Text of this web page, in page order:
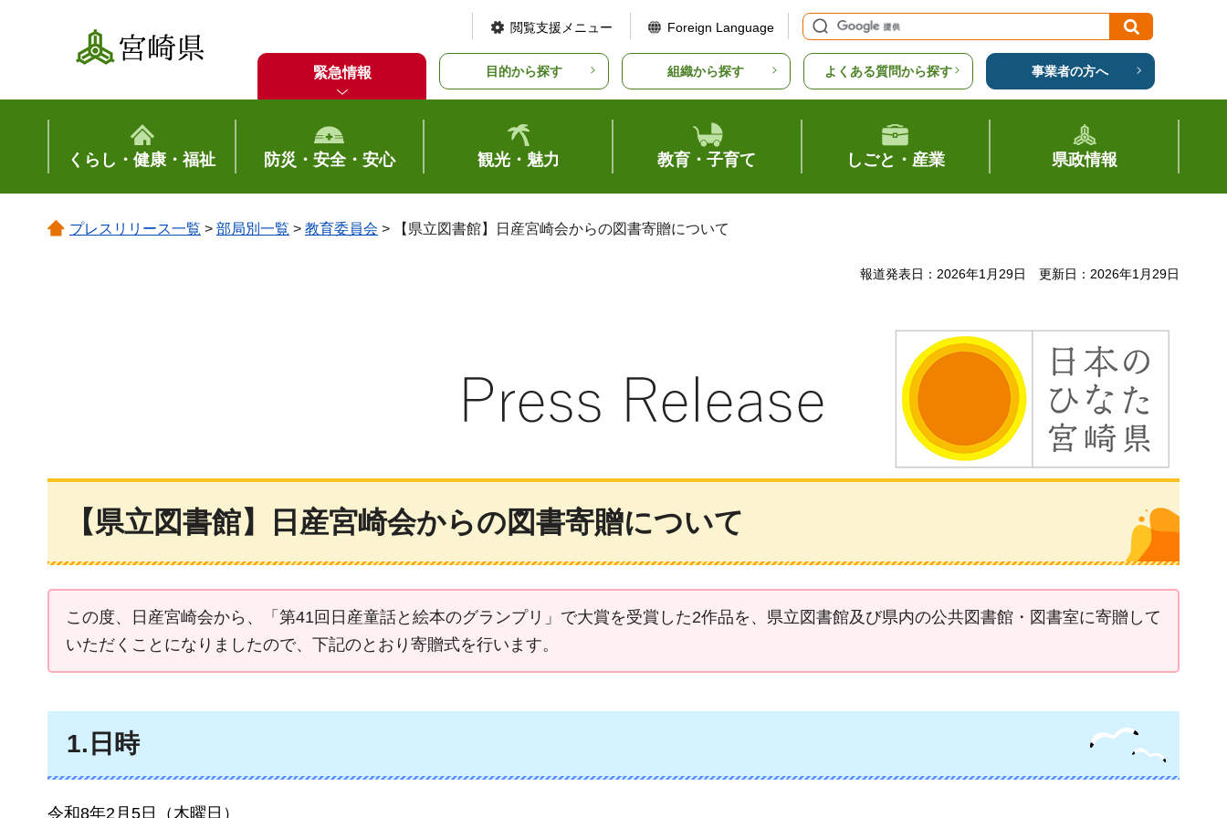
宮崎県
閲覧支援メニュー Foreign Language
緊急情報 目的から探す 組織から探す よくある質問から探す 事業者の方へ
くらし・健康・福祉 防災・安全・安心 観光・魅力 教育・子育て しごと・産業 県政情報
プレスリリース一覧 > 部局別一覧 > 教育委員会 > 【県立図書館】日産宮崎会からの図書寄贈について
報道発表日：2026年1月29日 更新日：2026年1月29日
【県立図書館】日産宮崎会からの図書寄贈について
この度、日産宮崎会から、「第41回日産童話と絵本のグランプリ」で大賞を受賞した2作品を、県立図書館及び県内の公共図書館・図書室に寄贈して
いただくことになりましたので、下記のとおり寄贈式を行います。
1.日時
令和8年2月5日（木曜日）